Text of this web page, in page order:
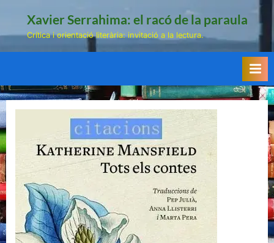
Xavier Serrahima: el racó de la paraula
Crítica i orientació literària: invitació a la lectura.